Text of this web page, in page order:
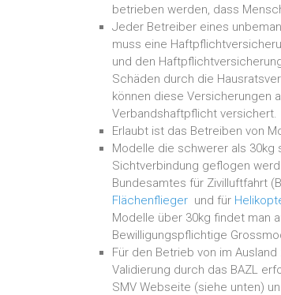
betrieben werden, dass
Jeder Betreiber eines
muss eine
und den
Schäden durch die
können diese Versicherungen
Verbandshaftpflicht versichert.
Erlaubt ist das Betreiben von
Modelle die schwerer als
Sichtverbindung geflogen
Bundesamtes für Zivilluftfahrt
Flächenflieger und für
Modelle über 30kg findet man
Bewilligungspflichtige
Für den Betrieb von im
Validierung durch das BAZL
SMV Webseite (siehe unten)